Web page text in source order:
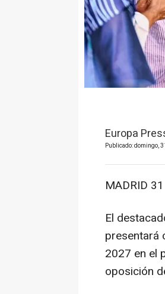
Europa
Publicado: domingo,
MADRID
El
presentará
2027 en el
oposición